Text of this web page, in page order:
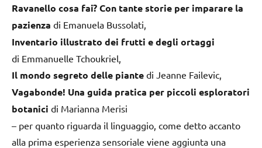
Ravanello cosa fai? Con tante storie per imparare la
pazienza di Emanuela Bussolati,
Inventario illustrato dei frutti e degli ortaggi
di Emmanuelle Tchoukriel,
Il mondo segreto delle piante di Jeanne Failevic,
Vagabonde! Una guida pratica per piccoli esploratori
botanici di Marianna Merisi
– per quanto riguarda il linguaggio, come detto accanto
alla prima esperienza sensoriale viene aggiunta una